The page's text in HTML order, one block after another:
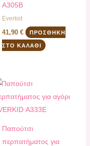
Α305Β
Everkid
41,90 € ΠΡΟΣΘΉΚΗ
ΣΤΟ ΚΑΛΆΘΙ
Παπούτσι
περπατήματος για